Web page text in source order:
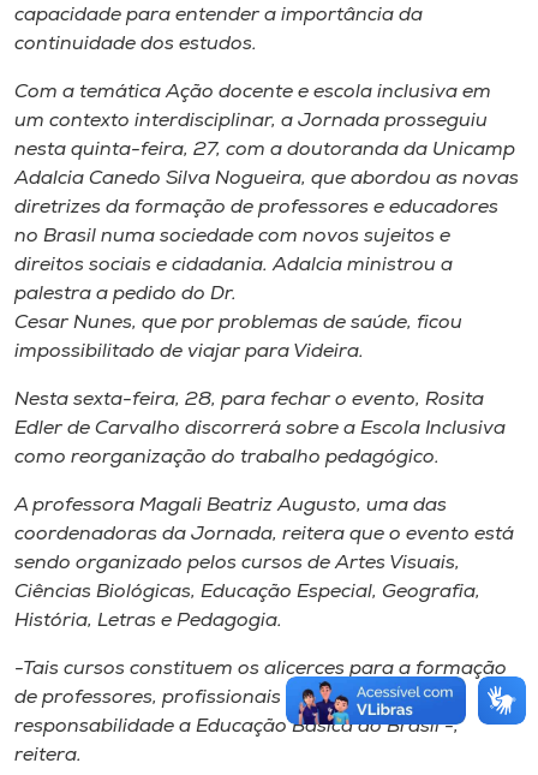
capacidade para entender a importância da
continuidade dos estudos.
Com a temática Ação docente e escola inclusiva em
um contexto interdisciplinar, a Jornada prosseguiu
nesta quinta-feira, 27, com a doutoranda da Unicamp
Adalcia Canedo Silva Nogueira, que abordou as novas
diretrizes da formação de professores e educadores
no Brasil numa sociedade com novos sujeitos e
direitos sociais e cidadania. Adalcia ministrou a
palestra a pedido do Dr.
Cesar Nunes, que por problemas de saúde, ficou
impossibilitado de viajar para Videira.
Nesta sexta-feira, 28, para fechar o evento, Rosita
Edler de Carvalho discorrerá sobre a Escola Inclusiva
como reorganização do trabalho pedagógico.
A professora Magali Beatriz Augusto, uma das
coordenadoras da Jornada, reitera que o evento está
sendo organizado pelos cursos de Artes Visuais,
Ciências Biológicas, Educação Especial, Geografia,
História, Letras e Pedagogia.
-Tais cursos constituem os alicerces para a formação
de professores, profissionais que têm sob sua
responsabilidade a Educação Básica do Brasil -,
reitera.